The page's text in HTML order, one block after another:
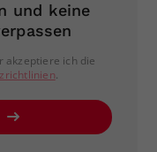
und keine
akzeptiere ich die
.